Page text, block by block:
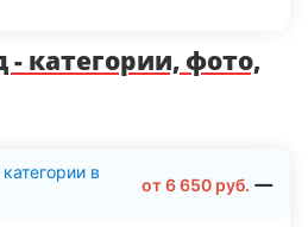
категории, фото,
в
от6 650 руб.